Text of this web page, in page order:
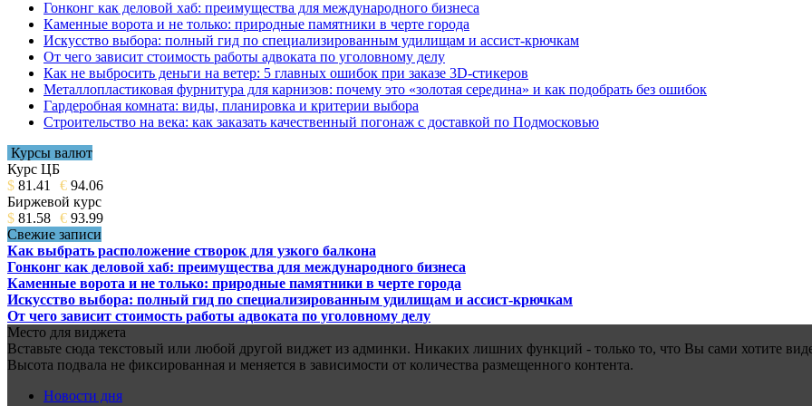
Гонконг как деловой хаб: преимущества для международного бизнеса
Каменные ворота и не только: природные памятники в черте города
Искусство выбора: полный гид по специализированным удилищам и ассист-крючкам
От чего зависит стоимость работы адвоката по уголовному делу
Как не выбросить деньги на ветер: 5 главных ошибок при заказе 3D-стикеров
Металлопластиковая фурнитура для карнизов: почему это «золотая середина» и как подобрать без ошибок
Гардеробная комната: виды, планировка и критерии выбора
Строительство на века: как заказать качественный погонаж с доставкой по Подмосковью
Курсы валют
Курс ЦБ
$ 81.41 € 94.06
Биржевой курс
$ 81.58 € 93.99
Свежие записи
Как выбрать расположение створок для узкого балкона
Гонконг как деловой хаб: преимущества для международного бизнеса
Каменные ворота и не только: природные памятники в черте города
Искусство выбора: полный гид по специализированным удилищам и ассист-крючкам
От чего зависит стоимость работы адвоката по уголовному делу
Место для виджета
Вставьте сюда текстовый или любой другой виджет из админки. Никаких лишних функций - только то, что Вы сами хотите
Высота подвала не фиксированная и меняется в зависимости от количества размещенного контента.
Новости дня